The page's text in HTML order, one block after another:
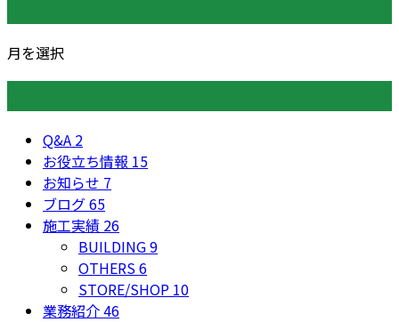
月を選択
Q&A 2
お役立ち情報 15
お知らせ 7
ブログ65
施工実績 26
BUILDING9
OTHERS6
STORE/SHOP 10
業務紹介46